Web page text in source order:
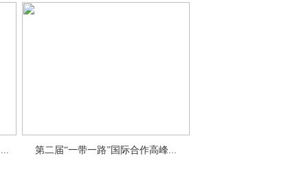
第二届“一带一路”国际合作高峰...